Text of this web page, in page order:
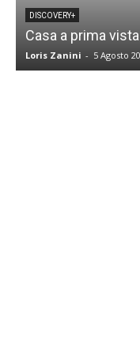
DISCOVERY+
Casa a prima
Loris Zanini - 5 Agosto